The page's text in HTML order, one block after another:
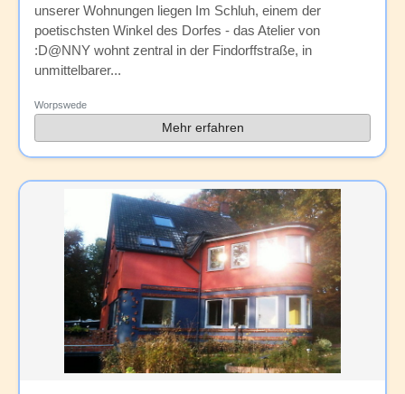
unserer Wohnungen liegen Im Schluh, einem der
poetischsten Winkel des Dorfes - das Atelier von
:D@NNY wohnt zentral in der Findorffstraße, in
unmittelbarer...
Worpswede
Mehr erfahren